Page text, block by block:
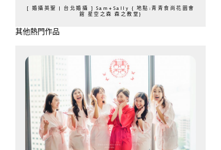
[ 婚攝英聖 | 台北婚攝 ] Sam+Sally { 地點:青青食尚花園會
館 星空之森 森之教堂}
其他熱門作品